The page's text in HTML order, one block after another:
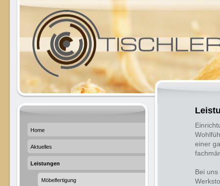
einer
Bei
Home
Aktuelles
Leistungen
Möbelfertigung